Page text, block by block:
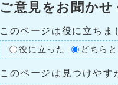
ご意見をお聞かせ
このページは役に立ちま
役に立った どちら
このページは見つけやす